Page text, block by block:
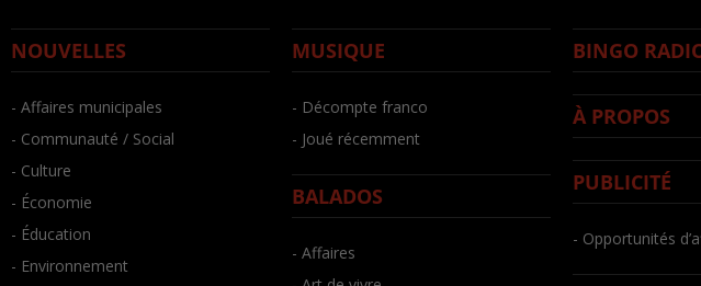
NOUVELLES
- Affaires municipales
- Communauté / Social
- Culture
- Économie
- Éducation
- Environnement
MUSIQUE
- Décompte franco
- Joué récemment
BALADOS
- Affaires
BINGO
À PROPOS
PUBLICITÉ
- Opportunités